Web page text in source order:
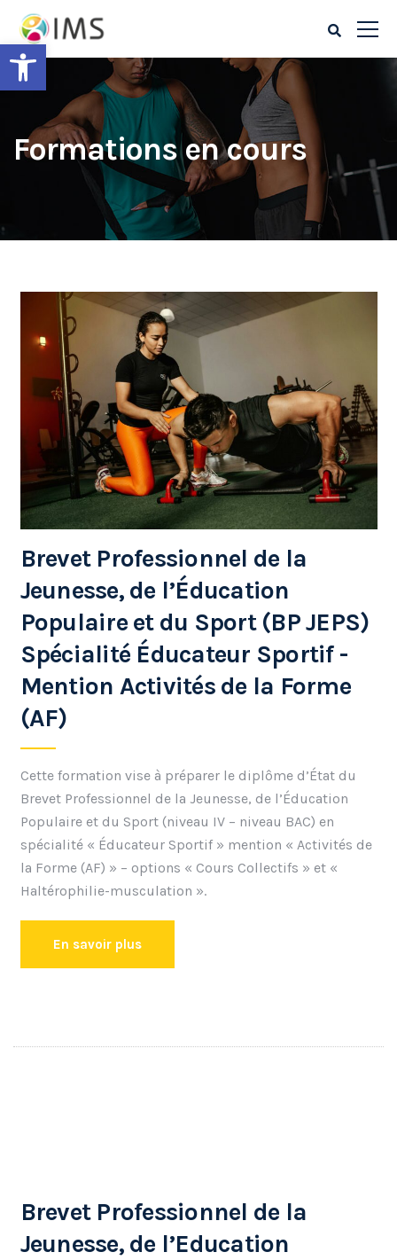
Ouvrir la barre d’outils
Formations en cours
Brevet Professionnel de la
Jeunesse, de l’Éducation
Populaire et du Sport (BP JEPS)
Spécialité Éducateur Sportif -
Mention Activités de la Forme
(AF)
Cette formation vise à préparer le diplôme d’État du
Brevet Professionnel de la Jeunesse, de l’Éducation
Populaire et du Sport (niveau IV – niveau BAC) en
spécialité « Éducateur Sportif » mention « Activités de
la Forme (AF) » – options « Cours Collectifs » et «
Haltérophilie-musculation ».
En savoir plus
Brevet Professionnel de la
Jeunesse, de l’Education